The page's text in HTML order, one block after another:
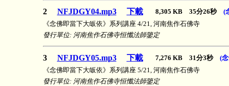
2 NFJDGY04.mp3 下載 8,305 KB 35分26秒 (
《念佛即當下大皈依》系列講座 4/21, 河南焦作石佛寺
發行單位: 河南焦作石佛寺恒懺法師鑒定
3 NFJDGY05.mp3 下載 7,276 KB 31分3秒 (
《念佛即當下大皈依》系列講座 5/21, 河南焦作石佛寺
發行單位: 河南焦作石佛寺恒懺法師鑒定